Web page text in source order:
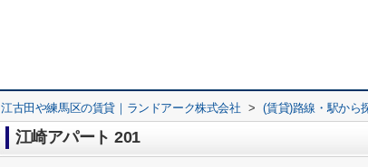
江古田や練馬区の賃貸｜ランドアーク株式会社 > (賃貸)路線・駅から
江崎アパート 201